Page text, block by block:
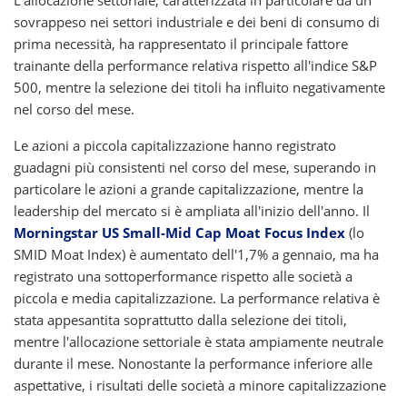
sovrappeso nei settori industriale e dei beni di consumo di
prima necessità, ha rappresentato il principale fattore
trainante della performance relativa rispetto all'indice S&P
500, mentre la selezione dei titoli ha influito negativamente
nel corso del mese.
Le azioni a piccola capitalizzazione hanno registrato
guadagni più consistenti nel corso del mese, superando in
particolare le azioni a grande capitalizzazione, mentre la
leadership del mercato si è ampliata all'inizio dell'anno. Il
Morningstar US Small-Mid Cap Moat Focus Index (lo
SMID Moat Index) è aumentato dell'1,7% a gennaio, ma ha
registrato una sottoperformance rispetto alle società a
piccola e media capitalizzazione. La performance relativa è
stata appesantita soprattutto dalla selezione dei titoli,
mentre l'allocazione settoriale è stata ampiamente neutrale
durante il mese. Nonostante la performance inferiore alle
aspettative, i risultati delle società a minore capitalizzazione